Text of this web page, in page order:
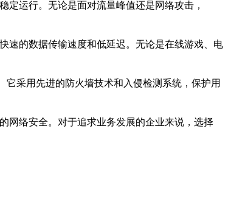
运行。无论是面对流量峰值还是网络攻击，
速的数据传输速度和低延迟。无论是在线游戏、电
采用先进的防火墙技术和入侵检测系统，保护用
网络安全。对于追求业务发展的企业来说，选择